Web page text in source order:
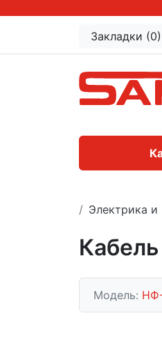
Закладки (0)
Электрика и
Модель: